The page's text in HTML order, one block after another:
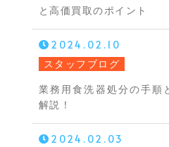
と高価買取のポイント
2024.02.10
スタッフブログ
業務用食洗器処分の手順
解説！
2024.02.03